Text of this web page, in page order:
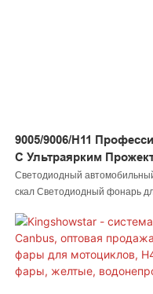
9005/9006/H11
С Ультраярким
Светодиодный Фара С
Светодиодный
скал Светодиодный фонарь
Светодиодный фонарь для
провода Светодиодный
соответствии с
инновационными